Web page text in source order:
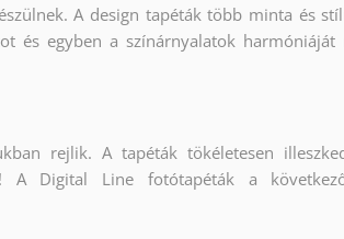
A design tapéták több minta és
és egyben a színárnyalatok harmóniáját
rejlik. A tapéták tökéletesen
A Digital Line fotótapéták a